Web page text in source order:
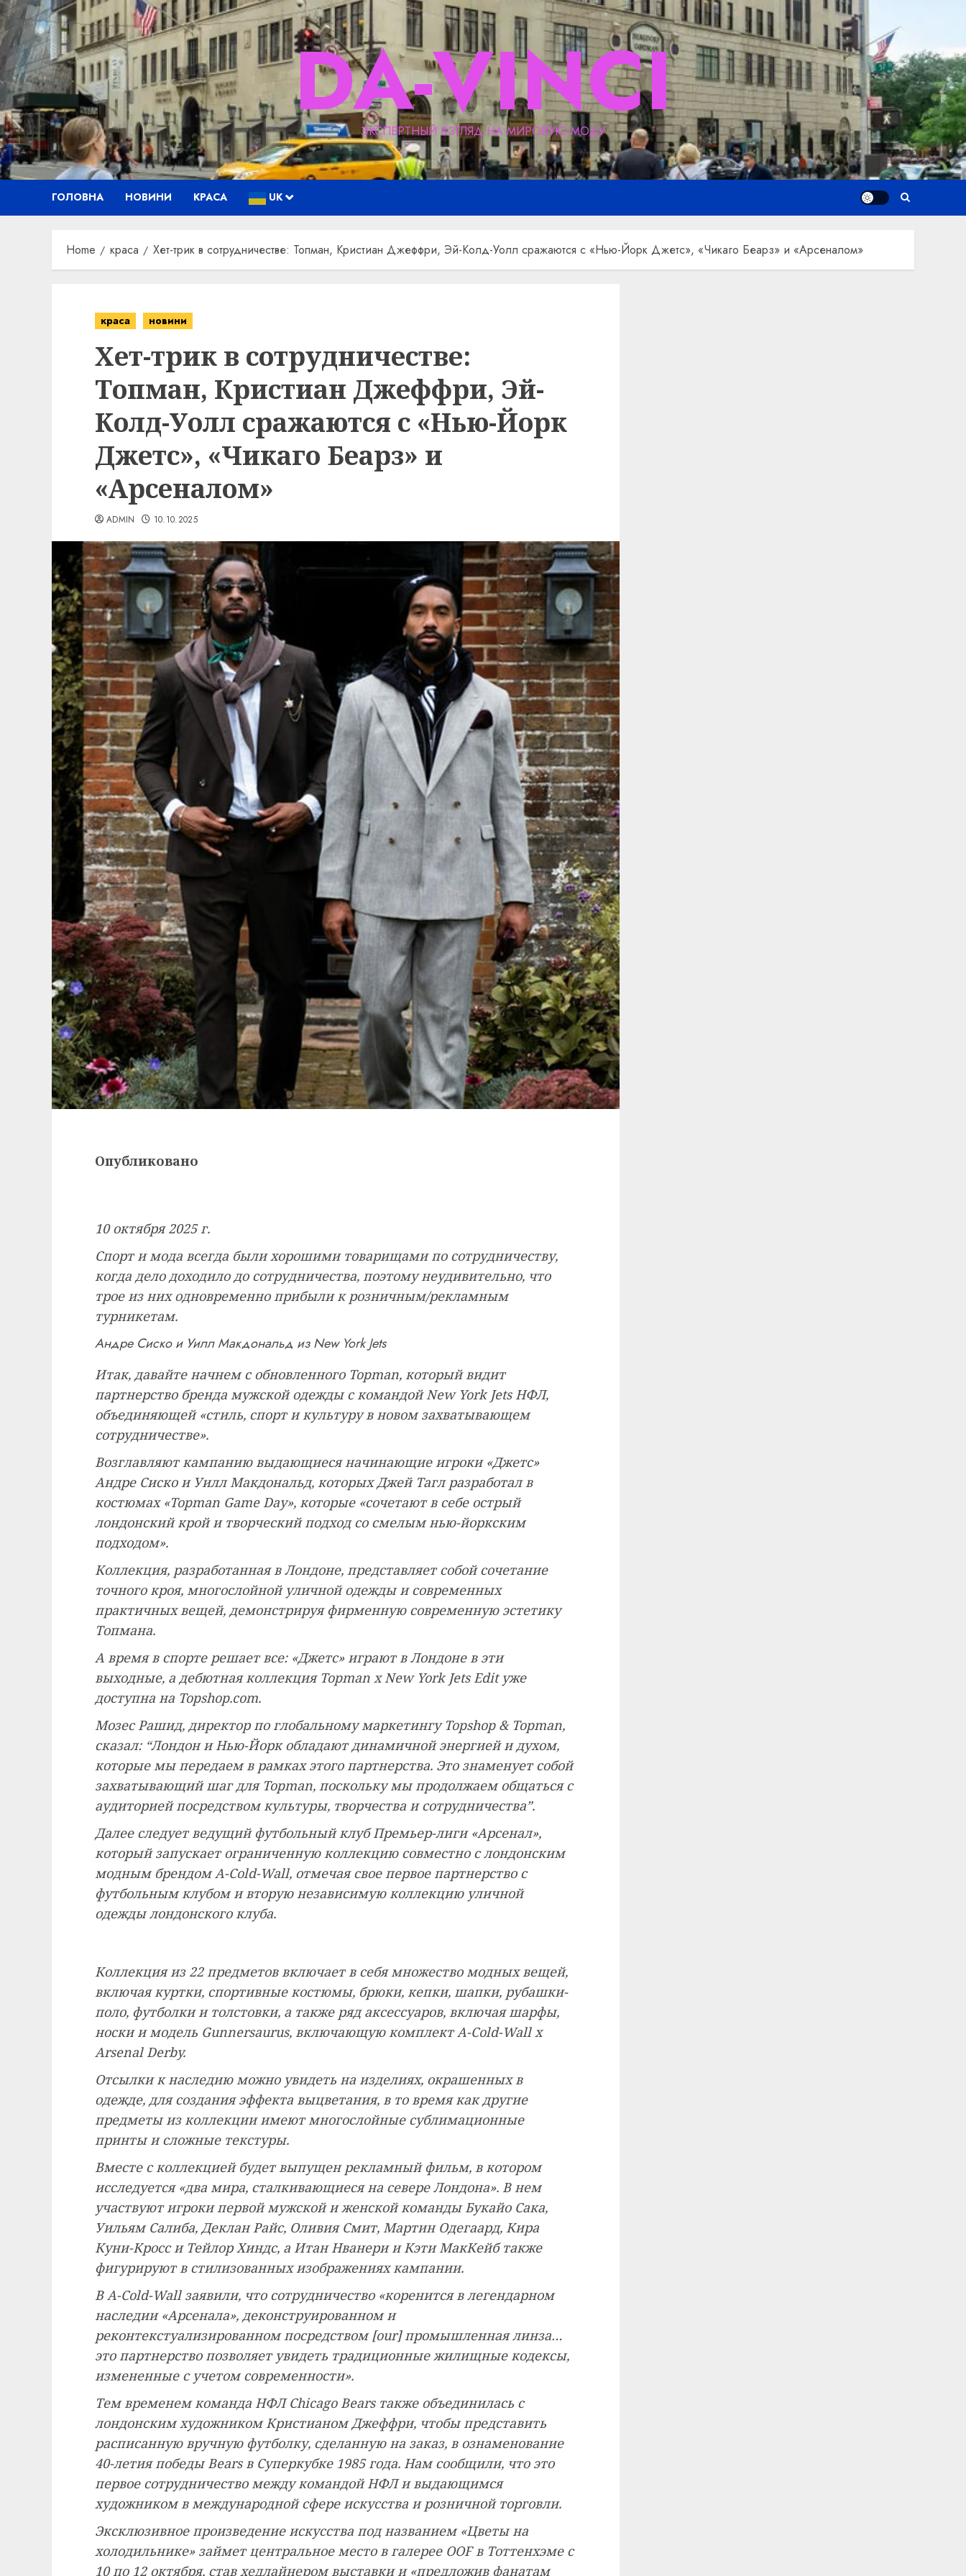
Skip
to
content
DA-VINCI
ЭКСПЕРТНЫЙ ВЗГЛЯД НА МИРОВУЮ МОДУ
ГОЛОВНА НОВИНИ КРАСА UK
Home краса Хет-трик в сотрудничестве: Топман, Кристиан Джеффри, Эй-Колд-Уолл сражаются с «Нью-Йорк Джетс», «Чикаго Беарз» и «Арсеналом»
краса новини
Хет-трик в сотрудничестве:
Топман, Кристиан Джеффри, Эй-
Колд-Уолл сражаются с «Нью-Йорк
Джетс», «Чикаго Беарз» и
«Арсеналом»
ADMIN 10.10.2025
Опубликовано
10 октября 2025 г.
Спорт и мода всегда были хорошими товарищами по сотрудничеству,
когда дело доходило до сотрудничества, поэтому неудивительно, что
трое из них одновременно прибыли к розничным/рекламным
турникетам.
Андре Сиско и Уилл Макдональд из New York Jets
Итак, давайте начнем с обновленного Topman, который видит
партнерство бренда мужской одежды с командой New York Jets НФЛ,
объединяющей «стиль, спорт и культуру в новом захватывающем
сотрудничестве».
Возглавляют кампанию выдающиеся начинающие игроки «Джетс»
Андре Сиско и Уилл Макдональд, которых Джей Тагл разработал в
костюмах «Topman Game Day», которые «сочетают в себе острый
лондонский крой и творческий подход со смелым нью-йоркским
подходом».
Коллекция, разработанная в Лондоне, представляет собой сочетание
точного кроя, многослойной уличной одежды и современных
практичных вещей, демонстрируя фирменную современную эстетику
Топмана.
А время в спорте решает все: «Джетс» играют в Лондоне в эти
выходные, а дебютная коллекция Topman x New York Jets Edit уже
доступна на Topshop.com.
Мозес Рашид, директор по глобальному маркетингу Topshop & Topman,
сказал: “Лондон и Нью-Йорк обладают динамичной энергией и духом,
которые мы передаем в рамках этого партнерства. Это знаменует собой
захватывающий шаг для Topman, поскольку мы продолжаем общаться с
аудиторией посредством культуры, творчества и сотрудничества”.
Далее следует ведущий футбольный клуб Премьер-лиги «Арсенал»,
который запускает ограниченную коллекцию совместно с лондонским
модным брендом A-Cold-Wall, отмечая свое первое партнерство с
футбольным клубом и вторую независимую коллекцию уличной
одежды лондонского клуба.
Коллекция из 22 предметов включает в себя множество модных вещей,
включая куртки, спортивные костюмы, брюки, кепки, шапки, рубашки-
поло, футболки и толстовки, а также ряд аксессуаров, включая шарфы,
носки и модель Gunnersaurus, включающую комплект A-Cold-Wall x
Arsenal Derby.
Отсылки к наследию можно увидеть на изделиях, окрашенных в
одежде, для создания эффекта выцветания, в то время как другие
предметы из коллекции имеют многослойные сублимационные
принты и сложные текстуры.
Вместе с коллекцией будет выпущен рекламный фильм, в котором
исследуется «два мира, сталкивающиеся на севере Лондона». В нем
участвуют игроки первой мужской и женской команды Букайо Сака,
Уильям Салиба, Деклан Райс, Оливия Смит, Мартин Одегаард, Кира
Куни-Кросс и Тейлор Хиндс, а Итан Нванери и Кэти МакКейб также
фигурируют в стилизованных изображениях кампании.
В A-Cold-Wall заявили, что сотрудничество «коренится в легендарном
наследии «Арсенала», деконструированном и
реконтекстуализированном посредством [our] промышленная линза…
это партнерство позволяет увидеть традиционные жилищные кодексы,
измененные с учетом современности».
Тем временем команда НФЛ Chicago Bears также объединилась с
лондонским художником Кристианом Джеффри, чтобы представить
расписанную вручную футболку, сделанную на заказ, в ознаменование
40-летия победы Bears в Суперкубке 1985 года. Нам сообщили, что это
первое сотрудничество между командой НФЛ и выдающимся
художником в международной сфере искусства и розничной торговли.
Эксклюзивное произведение искусства под названием «Цветы на
холодильнике» займет центральное место в галерее OOF в Тоттенхэме с
10 по 12 октября, став хедлайнером выставки и «предложив фанатам